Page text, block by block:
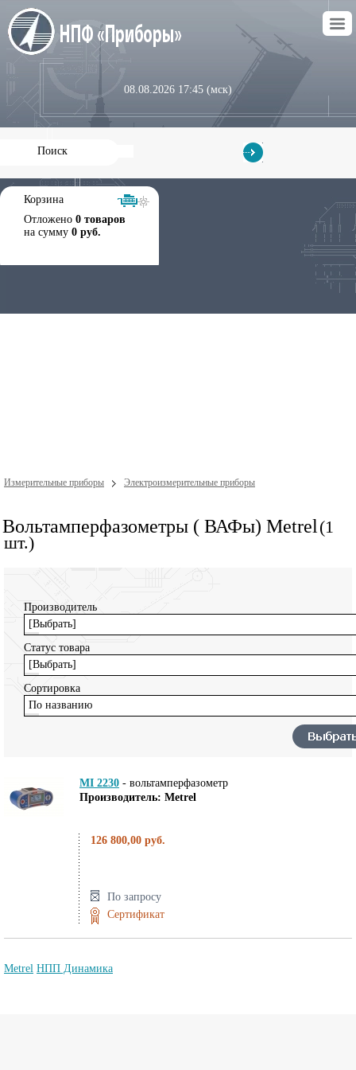
08.08.2026 17:45 (мск)
Корзина
Отложено 0 товаров
на сумму 0 руб.
Измерительные приборы Электроизмерительные приборы
Вольтамперфазометры ( ВАФы) Metrel (1
шт.)
Производитель
[Выбрать]
Статус товара
[Выбрать]
Сортировка
По названию
MI 2230 - вольтамперфазометр
Производитель: Metrel
126 800,00 руб.
По запросу
Сертификат
Metrel НПП Динамика